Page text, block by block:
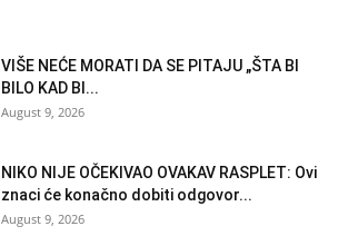
VIŠE NEĆE MORATI DA SE PITAJU „ŠTA BI
BILO KAD BI...
August 9, 2026
NIKO NIJE OČEKIVAO OVAKAV RASPLET: Ovi
znaci će konačno dobiti odgovor...
August 9, 2026